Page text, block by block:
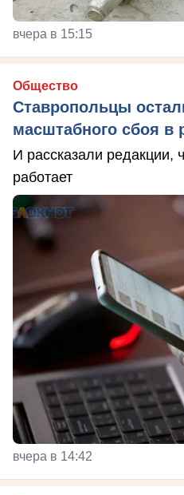
вчера в 15:15
Общество
Ставропольцы
масштабного сбоя в
И рассказали редакции,
работает
вчера в 14:42